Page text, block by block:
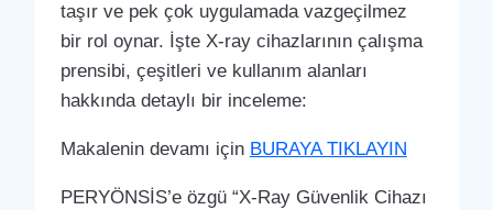
taşır ve pek çok uygulamada vazgeçilmez
bir rol oynar. İşte X-ray cihazlarının çalışma
prensibi, çeşitleri ve kullanım alanları
hakkında detaylı bir inceleme:
Makalenin devamı için BURAYA TIKLAYIN
PERYÖNSİS’e özgü “X-Ray Güvenlik Cihazı